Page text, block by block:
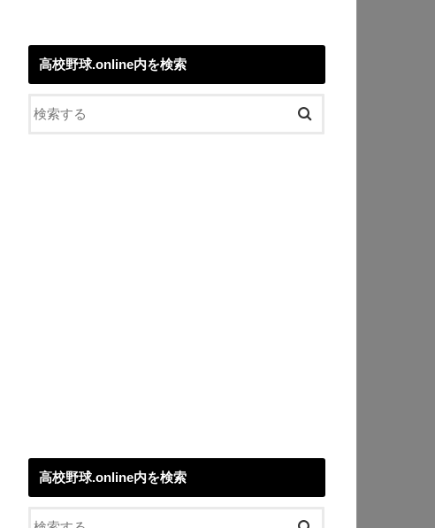
高校野球.online内を検索
高校野球.online内を検索